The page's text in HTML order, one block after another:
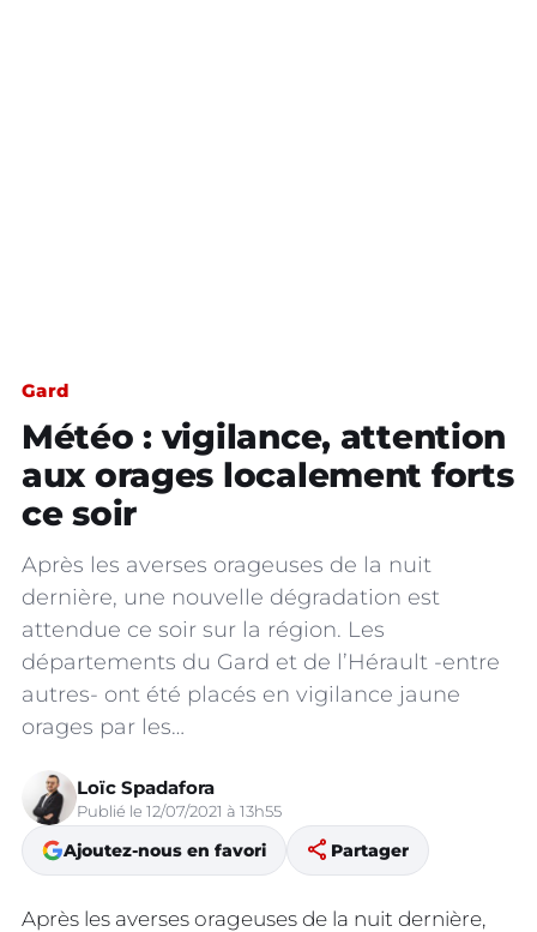
Gard
Météo : vigilance, attention
aux orages localement forts
ce soir
Après les averses orageuses de la nuit
dernière, une nouvelle dégradation est
attendue ce soir sur la région. Les
départements du Gard et de l’Hérault -entre
autres- ont été placés en vigilance jaune
orages par les…
Loïc Spadafora
Publié le 12/07/2021 à 13h55
Ajoutez-nous en favori share Partager
Après les averses orageuses de la nuit dernière,